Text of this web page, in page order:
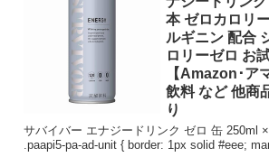
本 ゼロカロリ
ルギニン 配合
ロリーゼロ お
【Amazon･ア
飲料 など 他商
り
サバイバー エナジードリンク ゼロ 缶 250ml
.paapi5-pa-ad-unit { border: 1px solid #eee;